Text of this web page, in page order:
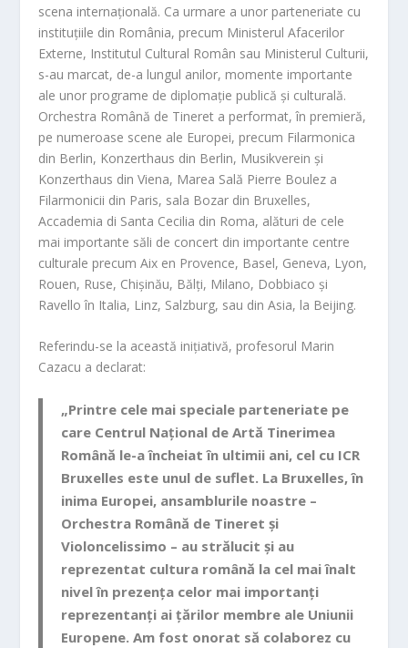
scena internațională. Ca urmare a unor parteneriate cu
instituțiile din România, precum Ministerul Afacerilor
Externe, Institutul Cultural Român sau Ministerul Culturii,
s-au marcat, de-a lungul anilor, momente importante
ale unor programe de diplomație publică și culturală.
Orchestra Română de Tineret a performat, în premieră,
pe numeroase scene ale Europei, precum Filarmonica
din Berlin, Konzerthaus din Berlin, Musikverein și
Konzerthaus din Viena, Marea Sală Pierre Boulez a
Filarmonicii din Paris, sala Bozar din Bruxelles,
Accademia di Santa Cecilia din Roma, alături de cele
mai importante săli de concert din importante centre
culturale precum Aix en Provence, Basel, Geneva, Lyon,
Rouen, Ruse, Chișinău, Bălți, Milano, Dobbiaco și
Ravello în Italia, Linz, Salzburg, sau din Asia, la Beijing.
Referindu-se la această inițiativă, profesorul Marin
Cazacu a declarat:
„Printre cele mai speciale parteneriate pe
care Centrul Național de Artă Tinerimea
Română le-a încheiat în ultimii ani, cel cu ICR
Bruxelles este unul de suflet. La Bruxelles, în
inima Europei, ansamblurile noastre –
Orchestra Română de Tineret și
Violoncelissimo – au strălucit și au
reprezentat cultura română la cel mai înalt
nivel în prezența celor mai importanți
reprezentanți ai țărilor membre ale Uniunii
Europene. Am fost onorat să colaborez cu